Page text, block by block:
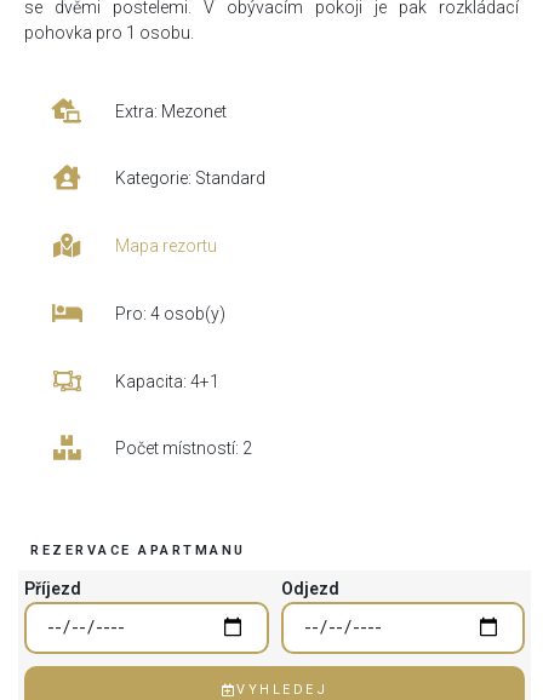
se dvěmi postelemi. V obývacím pokoji je pak rozkládací
pohovka pro 1 osobu.
Extra: Mezonet
Kategorie: Standard
Mapa rezortu
Pro: 4 osob(y)
Kapacita: 4+1
Počet místností: 2
REZERVACE APARTMANU
Příjezd Odjezd
VYHLEDEJ